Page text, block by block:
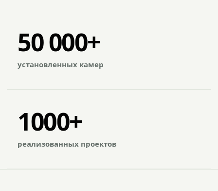
50 000+
установленных камер
1000+
реализованных проектов